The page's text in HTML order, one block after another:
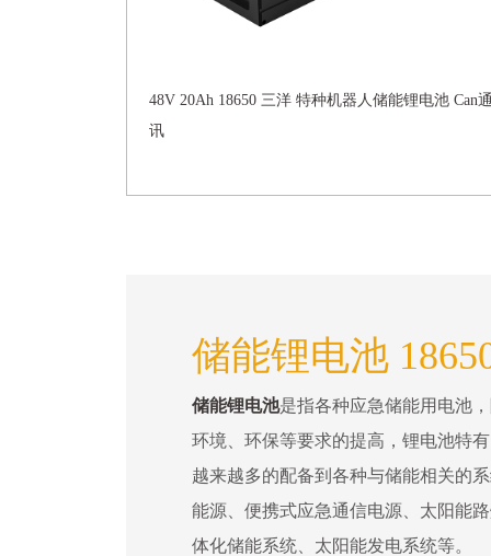
48V 20Ah 18650 三洋 特种机器人储能锂电池 Can
讯
储能锂电池
储能锂电池是指各种应急储能用电池
环境、环保等要求的提高，锂电池特
越来越多的配备到各种与储能相关的
能源、便携式应急通信电源、太阳能
体化储能系统、太阳能发电系统等。